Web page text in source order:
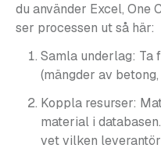
du använder Excel, One
ser processen ut så här:
Samla underlag: Ta
(mängder av
Koppla resurser:
material i
vet vilken leverantör